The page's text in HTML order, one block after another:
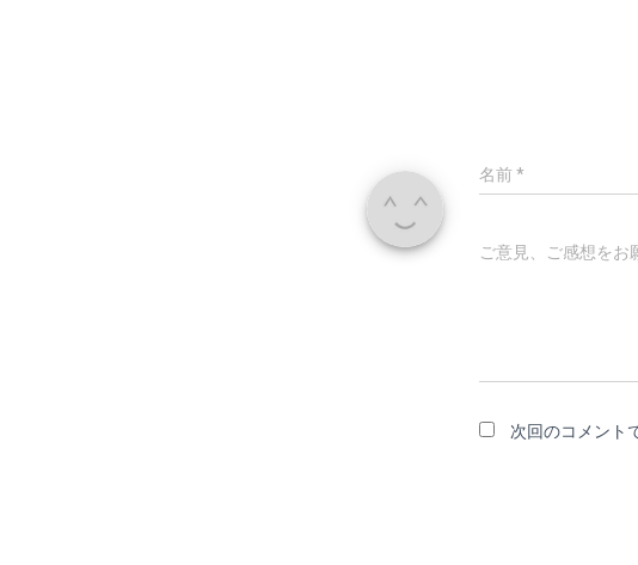
名前*
ご意見、ご感想をお
次回のコメント